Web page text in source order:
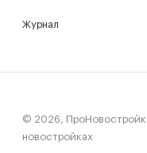
Журнал
© 2026,
новостройках